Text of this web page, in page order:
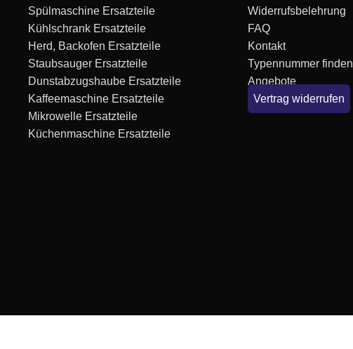
Spülmaschine Ersatzteile
Kühlschrank Ersatzteile
Herd, Backofen Ersatzteile
Staubsauger Ersatzteile
Dunstabzugshaube Ersatzteile
Kaffeemaschine Ersatzteile
Mikrowelle Ersatzteile
Küchenmaschine Ersatzteile
Widerrufsbelehrung
FAQ
Kontakt
Typennummer finden
Angebote
Vertrag widerrufen